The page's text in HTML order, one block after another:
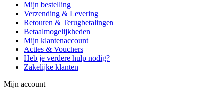
Mijn bestelling
Verzending & Levering
Retouren & Terugbetalingen
Betaalmogelijkheden
Mijn klantenaccount
Acties & Vouchers
Heb je verdere hulp nodig?
Zakelijke klanten
Mijn account